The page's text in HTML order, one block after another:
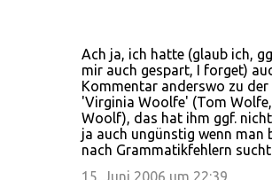
Ach ja, ich hatte (glaub ich,
mir auch gespart, I forget)
Kommentar anderswo zu der
'Virginia Woolfe' (Tom
Woolf), das hat ihm ggf.
ja auch ungünstig wenn man
nach Grammatikfehlern